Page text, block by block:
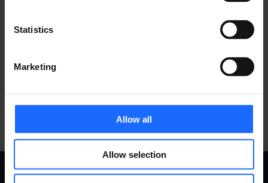
Statistics
Marketing
Allow all
Allow selection
ACCESORIOS
COMPATIBLES